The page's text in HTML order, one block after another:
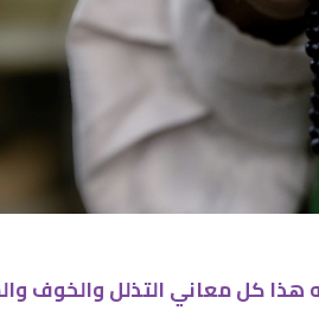
هذا كل معاني التذلل والخوف